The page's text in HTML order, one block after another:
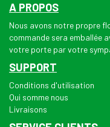
A PROPOS
Nous avons notre propre
commande sera emballée
votre porte par votre
SUPPORT
Conditions d'utilisation
Qui somme nous
Livraisons